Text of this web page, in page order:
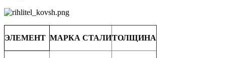
ЭЛЕМЕНТ МАРКА СТАЛИТОЛЩИНА